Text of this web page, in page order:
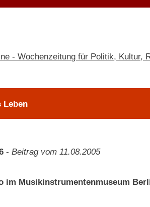
Leben
- Beitrag vom 11.08.2005
im Musikinstrumentenmuseum